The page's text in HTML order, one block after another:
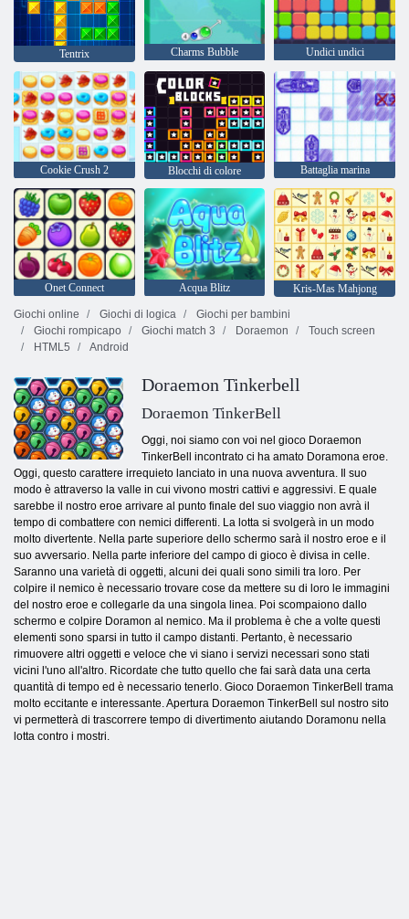
Tentrix Charms Bubble Undici undici
Cookie Crush 2 Blocchi di colore Battaglia marina
Onet Connect Acqua Blitz
Kris-Mas Mahjong
Giochi online
Giochi di logica
Giochi per bambini
Giochi rompicapo
Giochi match 3 Doraemon
Touch screen
HTML5
Android
Doraemon Tinkerbell
Doraemon TinkerBell
Oggi, noi siamo con voi nel gioco Doraemon
TinkerBell incontrato ci ha amato Doramona eroe.
Oggi, questo carattere irrequieto lanciato in una nuova avventura. Il suo
modo è attraverso la valle in cui vivono mostri cattivi e aggressivi. E quale
sarebbe il nostro eroe arrivare al punto finale del suo viaggio non avrà il
tempo di combattere con nemici differenti. La lotta si svolgerà in un modo
molto divertente. Nella parte superiore dello schermo sarà il nostro eroe e il
suo avversario. Nella parte inferiore del campo di gioco è divisa in celle.
Saranno una varietà di oggetti, alcuni dei quali sono simili tra loro. Per
colpire il nemico è necessario trovare cose da mettere su di loro le immagini
del nostro eroe e collegarle da una singola linea. Poi scompaiono dallo
schermo e colpire Doramon al nemico. Ma il problema è che a volte questi
elementi sono sparsi in tutto il campo distanti. Pertanto, è necessario
rimuovere altri oggetti e veloce che vi siano i servizi necessari sono stati
vicini l'uno all'altro. Ricordate che tutto quello che fai sarà data una certa
quantità di tempo ed è necessario tenerlo. Gioco Doraemon TinkerBell trama
molto eccitante e interessante. Apertura Doraemon TinkerBell sul nostro sito
vi permetterà di trascorrere tempo di divertimento aiutando Doramonu nella
lotta contro i mostri.